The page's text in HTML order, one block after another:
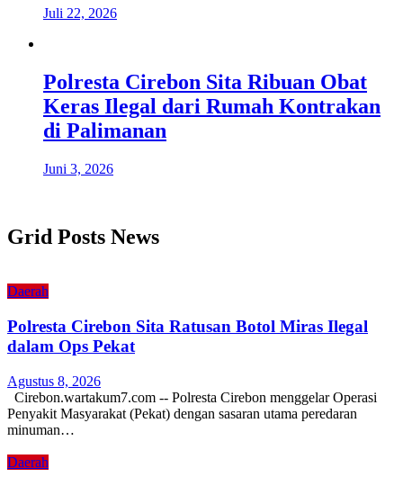
Juli 22, 2026
Polresta Cirebon Sita Ribuan Obat
Keras Ilegal dari Rumah Kontrakan
di Palimanan
Juni 3, 2026
Grid Posts News
Daerah
Polresta Cirebon Sita Ratusan Botol Miras Ilegal
dalam Ops Pekat
Agustus 8, 2026
Cirebon.wartakum7.com -- Polresta Cirebon menggelar Operasi
Penyakit Masyarakat (Pekat) dengan sasaran utama peredaran
minuman…
Daerah